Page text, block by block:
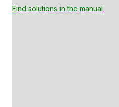
Find solutions in the manual